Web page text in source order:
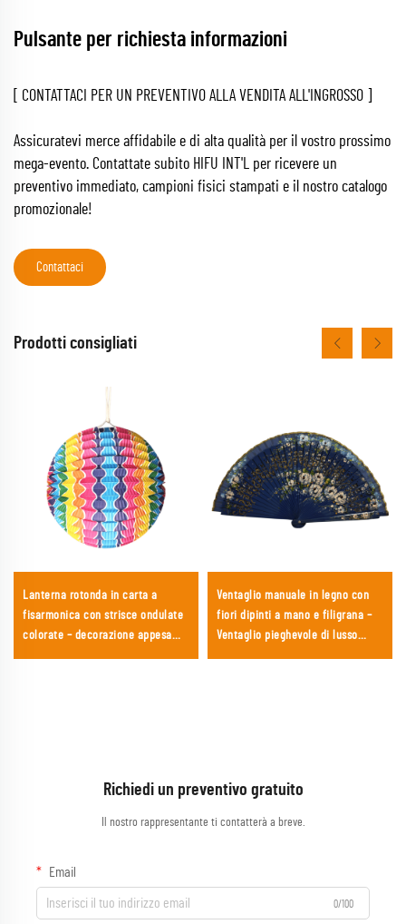
Pulsante per richiesta informazioni
[ CONTATTACI PER UN PREVENTIVO ALLA VENDITA ALL'INGROSSO ]
Assicuratevi merce affidabile e di alta qualità per il vostro prossimo
mega-evento. Contattate subito HIFU INT'L per ricevere un
preventivo immediato, campioni fisici stampati e il nostro catalogo
promozionale!
Contattaci
Prodotti consigliati
Lanterna rotonda in carta a
fisarmonica con strisce ondulate
colorate – decorazione appesa
Ventaglio manuale in legno con
fiori dipinti a mano e filigrana –
Ventaglio pieghevole di lusso
Richiedi un preventivo gratuito
Il nostro rappresentante ti contatterà a breve.
Email
0/100